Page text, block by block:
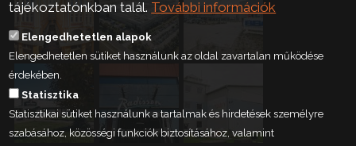
tájékoztatónkban talál. További információk
Elengedhetetlen alapok
Elengedhetetlen sütiket használunk az oldal zavartalan működése
érdekében.
Statisztika
Statisztikai sütiket használunk a tartalmak és hirdetések személyre
szabásához, közösségi funkciók biztosításához, valamint